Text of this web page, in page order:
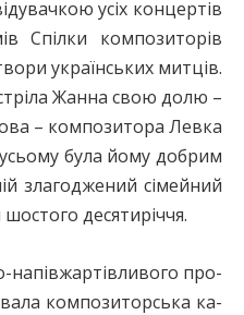
усіх концертів
Спілки композиторів
українських митців.
Жанна свою долю –
– композитора Левка
була йому добрим
злагоджений сімейний
десятиріччя.
напівжартівливого про­
композиторська ка­